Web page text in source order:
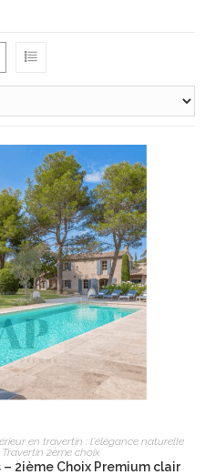
AU PANIER
en travertin : l'élégance naturelle
Travertin 2ème choix
2ième Choix Premium clair